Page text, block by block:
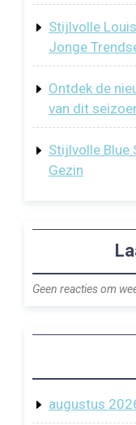
Stijlvolle
Jonge
Ontdek de
van dit
Stijlvolle Blue
Gezin
Geen reacties om
augustus